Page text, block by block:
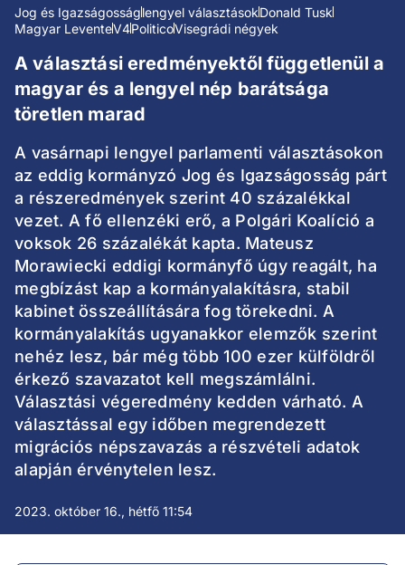
Jog és Igazságosságlengyel választásokDonald Tusk
Magyar LeventeV4PoliticoVisegrádi négyek
A választási eredményektől függetlenül a
magyar és a lengyel nép barátsága
töretlen marad
A vasárnapi lengyel parlamenti választásokon
az eddig kormányzó Jog és Igazságosság párt
a részeredmények szerint 40 százalékkal
vezet. A fő ellenzéki erő, a Polgári Koalíció a
voksok 26 százalékát kapta. Mateusz
Morawiecki eddigi kormányfő úgy reagált, ha
megbízást kap a kormányalakításra, stabil
kabinet összeállítására fog törekedni. A
kormányalakítás ugyanakkor elemzők szerint
nehéz lesz, bár még több 100 ezer külföldről
érkező szavazatot kell megszámlálni.
Választási végeredmény kedden várható. A
választással egy időben megrendezett
migrációs népszavazás a részvételi adatok
alapján érvénytelen lesz.
2023. október 16., hétfő 11:54